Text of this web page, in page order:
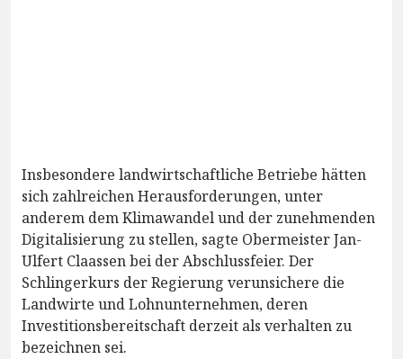
Insbesondere landwirtschaftliche Betriebe hätten
sich zahlreichen Herausforderungen, unter
anderem dem Klimawandel und der zunehmenden
Digitalisierung zu stellen, sagte Obermeister Jan-
Ulfert Claassen bei der Abschlussfeier. Der
Schlingerkurs der Regierung verunsichere die
Landwirte und Lohnunternehmen, deren
Investitionsbereitschaft derzeit als verhalten zu
bezeichnen sei.